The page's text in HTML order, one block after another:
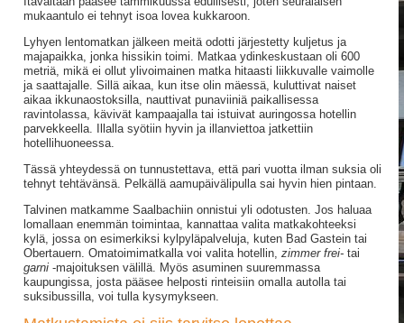
mukaantulo ei tehnyt isoa lovea kukkaroon.
Lyhyen lentomatkan jälkeen meitä odotti järjestetty kuljetus ja
majapaikka, jonka hissikin toimi. Matkaa ydinkeskustaan oli 600
metriä, mikä ei ollut ylivoimainen matka hitaasti liikkuvalle vaimolle
ja saattajalle. Sillä aikaa, kun itse olin mäessä, kuluttivat naiset
aikaa ikkunaostoksilla, nauttivat punaviiniä paikallisessa
ravintolassa, kävivät kampaajalla tai istuivat auringossa hotellin
parvekkeella. Illalla syötiin hyvin ja illanviettoa jatkettiin
hotellihuoneessa.
Tässä yhteydessä on tunnustettava, että pari vuotta ilman suksia oli
tehnyt tehtävänsä. Pelkällä aamupäivälipulla sai hyvin hien pintaan.
Talvinen matkamme Saalbachiin onnistui yli odotusten. Jos haluaa
lomallaan enemmän toimintaa, kannattaa valita matkakohteeksi
kylä, jossa on esimerkiksi kylpyläpalveluja, kuten Bad Gastein tai
Obertauern. Omatoimimatkalla voi valita hotellin, zimmer frei- tai
garni-majoituksen välillä. Myös asuminen suuremmassa
kaupungissa, josta pääsee helposti rinteisiin omalla autolla tai
suksibussilla, voi tulla kysymykseen.